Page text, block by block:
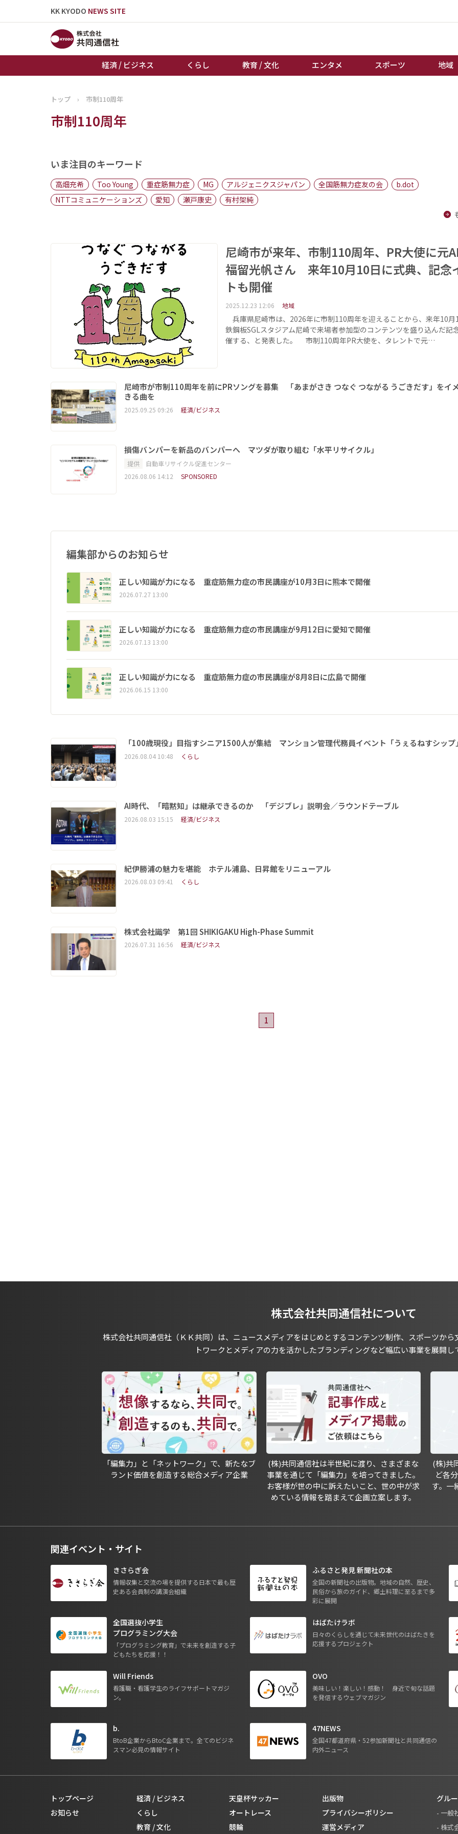
KK KYODO NEWS SITE
経済 / ビジネス くらし 教育 / 文化 エンタメ スポーツ 地域
トップページ
お知らせ
地域
キーパーソン
棋王戦
トップ › 市制110周年
市制110周年
いま注目のキーワード
高畑充希 Too Young 重症筋無力症 MG アルジェニクスジャパン 全国筋無力症友の会
b.dot
NTTコミュニケーションズ
愛知 瀬戸康史
有村架純
尼崎市が来年、市制110周年、PR大使に元
福留光帆さん 来年10月10日に式典、記念
トも開催
2025.12.23 12:06 地域
兵庫県尼崎市は、2026年に市制110周年を迎えることから、来年10月
鉄鋼板SGLスタジアム尼崎で来場者参加型のコンテンツを盛り込んだ記
催する、と発表した。 市制110周年PR大使を、タレントで元…
尼崎市が市制110周年を前にPRソングを募集 「あまがさき つなぐ つながる うごきだす」をイ
きる曲を
2025.09.25 09:26 経済/ビジネス
損傷バンパーを新品のバンパーへ マツダが取り組む「水平リサイクル」
提供
自動車リサイクル促進センター
2026.08.06 14:12
SPONSORED
編集部からのお知らせ
正しい知識が力になる 重症筋無力症の市民講座が10月3日に熊本で開催
2026.07.27 13:00
正しい知識が力になる 重症筋無力症の市民講座が9月12日に愛知で開催
2026.07.13 13:00
正しい知識が力になる 重症筋無力症の市民講座が8月8日に広島で開催
2026.06.15 13:00
「100歳現役」目指すシニア1500人が集結 マンション管理代務員イベント「うぇるねすシップ
2026.08.04 10:48 くらし
AI時代、「暗黙知」は継承できるのか 「デジブレ」説明会／ラウンドテーブル
2026.08.03 15:15 経済/ビジネス
紀伊勝浦の魅力を堪能 ホテル浦島、日昇館をリニューアル
2026.08.03 09:41 くらし
株式会社識学 第1回 SHIKIGAKU High-Phase Summit
2026.07.31 16:56 経済/ビジネス
1
株式会社共同通信社について
株式会社共同通信社（ＫＫ共同）は、ニュースメディアをはじめとするコンテンツ制作、スポーツか
トワークとメディアの力を活かしたブランディングなど幅広い事業を展開し
「編集力」と「ネットワーク」で、新たなブ
ランド価値を創造する総合メディア企業
(株)共同通信社は半世紀に渡り、さまざまな
事業を通じて「編集力」を培ってきました。
お客様が世の中に訴えたいこと、世の中が求
めている情報を踏まえて企画立案します。
(株)共
ど各
す。一
関連イベント・サイト
きさらぎ会
情報収集と交流の場を提供する日本で最も歴
史ある会員制の講演会組織
ふるさと発見 新聞社の本
全国の新聞社の出版物。地域の自然、歴史、
民俗から旅のガイド、郷土料理に至るまで多
彩に展開
全国選抜小学生
プログラミング大会
「プログラミング教育」で未来を創造する子
どもたちを応援！！
はばたけラボ
日々のくらしを通じて未来世代のはばたきを
応援するプロジェクト
Will Friends
看護職・看護学生のライフサポートマガジ
ン。
OVO
美味しい！楽しい！感動！ 身近で旬な話題
を発信するウェブマガジン
b.
BtoB企業からBtoC企業まで。全てのビジネ
スマン必見の情報サイト
47NEWS
全国47都道府県・52参加新聞社と共同通信の
内外ニュース
トップページ
お知らせ
経済 / ビジネス
くらし
教育 / 文化
天皇杯サッカー
オートレース
競輪
出版物
プライバシーポリシー
運営メディア
グル
- 一般
- 株式